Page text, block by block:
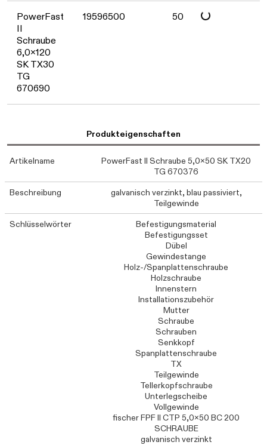
PowerFast
II
Schraube
6,0x120
SK TX30
TG
670690
19596500 50
Daten werden geladen. Bitte warten...
Produkteigenschaften
Artikelname
PowerFast II Schraube 5,0x50 SK TX20
TG 670376
Beschreibung
galvanisch verzinkt, blau passiviert,
Teilgewinde
Schlüsselwörter
Befestigungsmaterial
Befestigungsset
Dübel
Gewindestange
Holz-/Spanplattenschraube
Holzschraube
Innenstern
Installationszubehör
Mutter
Schraube
Schrauben
Senkkopf
Spanplattenschraube
TX
Teilgewinde
Tellerkopfschraube
Unterlegscheibe
Vollgewinde
fischer FPF II CTP 5,0x50 BC 200
SCHRAUBE
galvanisch verzinkt